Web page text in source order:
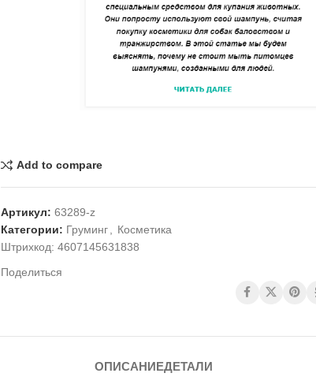
Add to compare
Артикул:63289-z
Категории: Груминг
Косметика
Штрихкод:4607145631838
Поделиться
ОПИСАНИЕДЕТАЛИ